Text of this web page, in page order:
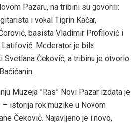
Pazaru, na tribini su govorili:
i vokal Tigrin Kačar,
basista Vladimir Profilović i
Moderator je bila
Svetlana Čeković, a tribinu je otvorio
Muzeja ”Ras” Novi Pazar izdata je
– istorija rok muzike u Novom
Čeković. Najavljeno je i novo,